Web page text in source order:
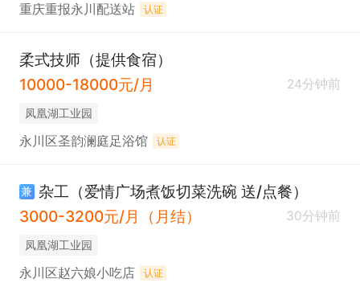
重庆重报永川配送站 认证
柔式技师（提供食宿）
10000-18000元/月
24分钟前
凤凰湖工业园
永川区圣韵澜庭足浴馆 认证
兼 杂工（爱情广场煮饭切菜洗碗 送/点餐）
3000-3200元/月（月结）
30分钟前
凤凰湖工业园
永川区赵六娘小吃店 认证